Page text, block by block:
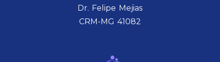
Dr. Felipe Mejias
CRM-MG 41082